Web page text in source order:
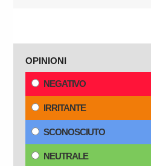
OPINIONI
NEGATIVO
IRRITANTE
SCONOSCIUTO
NEUTRALE